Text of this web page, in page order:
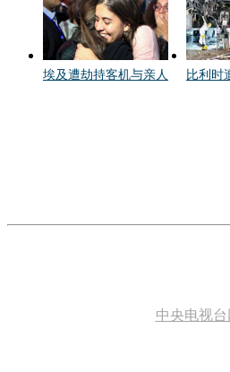
埃及遭劫持客机与亲人
比利时
中央电视